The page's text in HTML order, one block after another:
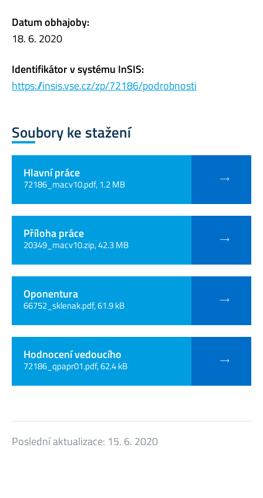
Datum obhajoby:
18. 6. 2020
Identifikátor v systému InSIS:
https://insis.vse.cz/zp/72186/podrobnosti
Soubory ke stažení
Hlavní práce
72186_macv10.pdf, 1.2 MB
Příloha práce
20349_macv10.zip, 42.3 MB
Oponentura
66752_sklenak.pdf, 61.9 kB
Hodnocení vedoucího
72186_qpapr01.pdf, 62.4 kB
Poslední aktualizace: 15. 6. 2020